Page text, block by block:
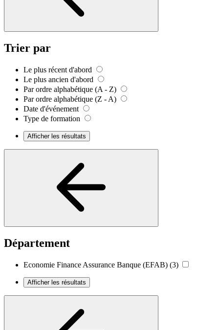
Trier par
Le plus récent d'abord
Le plus ancien d'abord
Par ordre alphabétique (A - Z)
Par ordre alphabétique (Z - A)
Date d'événement
Type de formation
Afficher les résultats
Département
Economie Finance Assurance Banque (EFAB) (3)
Afficher les résultats